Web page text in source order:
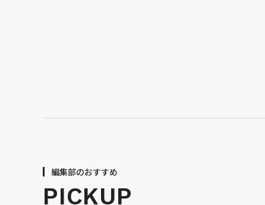
編集部のおすすめ
PICKUP